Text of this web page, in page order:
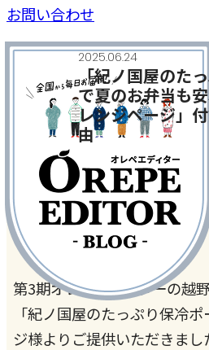
お問い合わせ
2025.06.24
「紀ノ国屋のた
で夏のお弁当も
レンジページ」
由
家事・家電・暮らしの話
#オレペ紀ノ国屋コラボ25
#
第3期オレぺエディターの越野
「紀ノ国屋のたっぷり保冷
ジ様よりご提供いただきまし